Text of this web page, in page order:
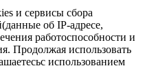
и сервисы сбора
об IP-адресе,
работоспособности и
Продолжая использовать
использованием